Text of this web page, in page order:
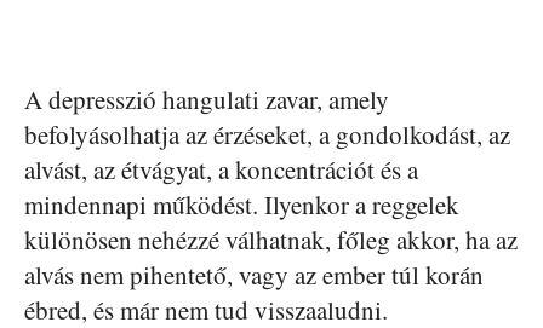
A depresszió hangulati zavar, amely
befolyásolhatja az érzéseket, a gondolkodást, az
alvást, az étvágyat, a koncentrációt és a
mindennapi működést. Ilyenkor a reggelek
különösen nehézzé válhatnak, főleg akkor, ha az
alvás nem pihentető, vagy az ember túl korán
ébred, és már nem tud visszaaludni.